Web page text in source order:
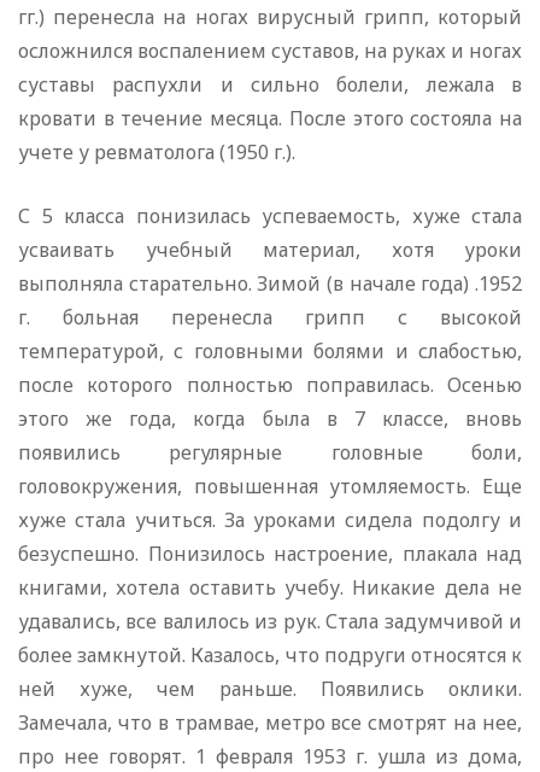
гг.) перенесла на ногах вирусный грипп, который
осложнился воспалением суставов, на руках и ногах
суставы распухли и сильно болели, лежала в
кровати в течение месяца. После этого состояла на
учете у ревматолога (1950 г.).
С 5 класса понизилась успеваемость, хуже стала
усваивать учебный материал, хотя уроки
выполняла старательно. Зимой (в начале года) .1952
г. больная перенесла грипп с высокой
температурой, с головными болями и слабостью,
после которого полностью поправилась. Осенью
этого же года, когда была в 7 классе, вновь
появились регулярные головные боли,
головокружения, повышенная утомляемость. Еще
хуже стала учиться. За уроками сидела подолгу и
безуспешно. Понизилось настроение, плакала над
книгами, хотела оставить учебу. Никакие дела не
удавались, все валилось из рук. Стала задумчивой и
более замкнутой. Казалось, что подруги относятся к
ней хуже, чем раньше. Появились оклики.
Замечала, что в трамвае, метро все смотрят на нее,
про нее говорят. 1 февраля 1953 г. ушла из дома,